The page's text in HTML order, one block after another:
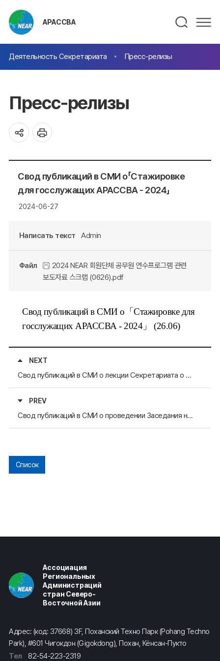
АРАССВА
Деятельность Секретариата Пресс-релизы
Пресс-релизы
Свод публикаций в СМИ о「Стажировке
для госслужащих АРАССВА - 2024」
2024-06-27
Написать текст Admin
Файл
2024 NEAR 회원단체 공무원 연수프로그램 관련
보도자료 스크랩 (0626).pdf
Свод публикаций в СМИ о「Стажировке для
госслужащих АРАССВА - 2024」 (26.06)
NEXT
Свод публикаций в СМИ о лекции Секретариата о Японии в Пхоханской средней школе
PREV
Свод публикаций в СМИ о проведении Заседания на рабочем уровне АРАССВА-2024
Список
Ассоциация
Региональных
Администраций
стран Северо-
Восточной Азии
Адрес: (код: 37668) 3F, Поханский Техно Парк (Pohang Techno
Park), #601 Чигокдон (Gigokdong), Похан, Кёнсан-Пукто
Тел
82-54-223-2319